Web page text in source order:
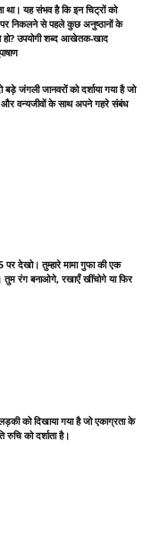
था। यह संभव है कि इन चिट्रों को
पर निकलने से पहले कुछ अनुष्ठानों के
हो? उपयोगी शब्द आखेतक-खाद
जानवरों को दर्शाया गया है जो
वन्यजीवों के साथ अपने गहरे संबंध
देखो। तुम्हारे मामा गुफा की एक
तुम रंग बनाओगे, रखाएँ खींचोगे या फिर
को दिखाया गया है जो एकाग्रता के
को दर्शाता है।